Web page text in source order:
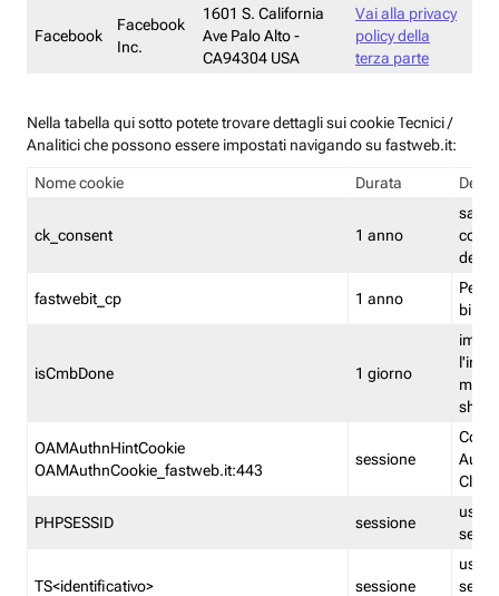
Facebook
Facebook
Inc.
1601 S. California
Ave Palo Alto -
CA94304 USA
Vai alla privacy
policy della
terza parte
Nella tabella qui sotto potete trovare dettagli sui cookie Tecnici /
Analitici che possono essere impostati navigando su fastweb.it:
Nome cookie Durata
ck_consent 1 anno
salva
dei
fastwebit_cp 1 anno
isCmbDone 1 giorno
shp
OAMAuthnHintCookie
OAMAuthnCookie_fastweb.it:443
sessione
PHPSESSID sessione
TS<identificativo> sessione